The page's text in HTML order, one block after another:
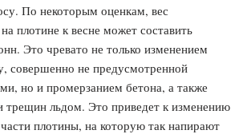
По некоторым оценкам, вес
плотине к весне может составить
Это чревато не только изменением
совершенно не предусмотренной
но и промерзанием бетона, а также
трещин льдом. Это приведет к изменению
плотины, на которую так напирают